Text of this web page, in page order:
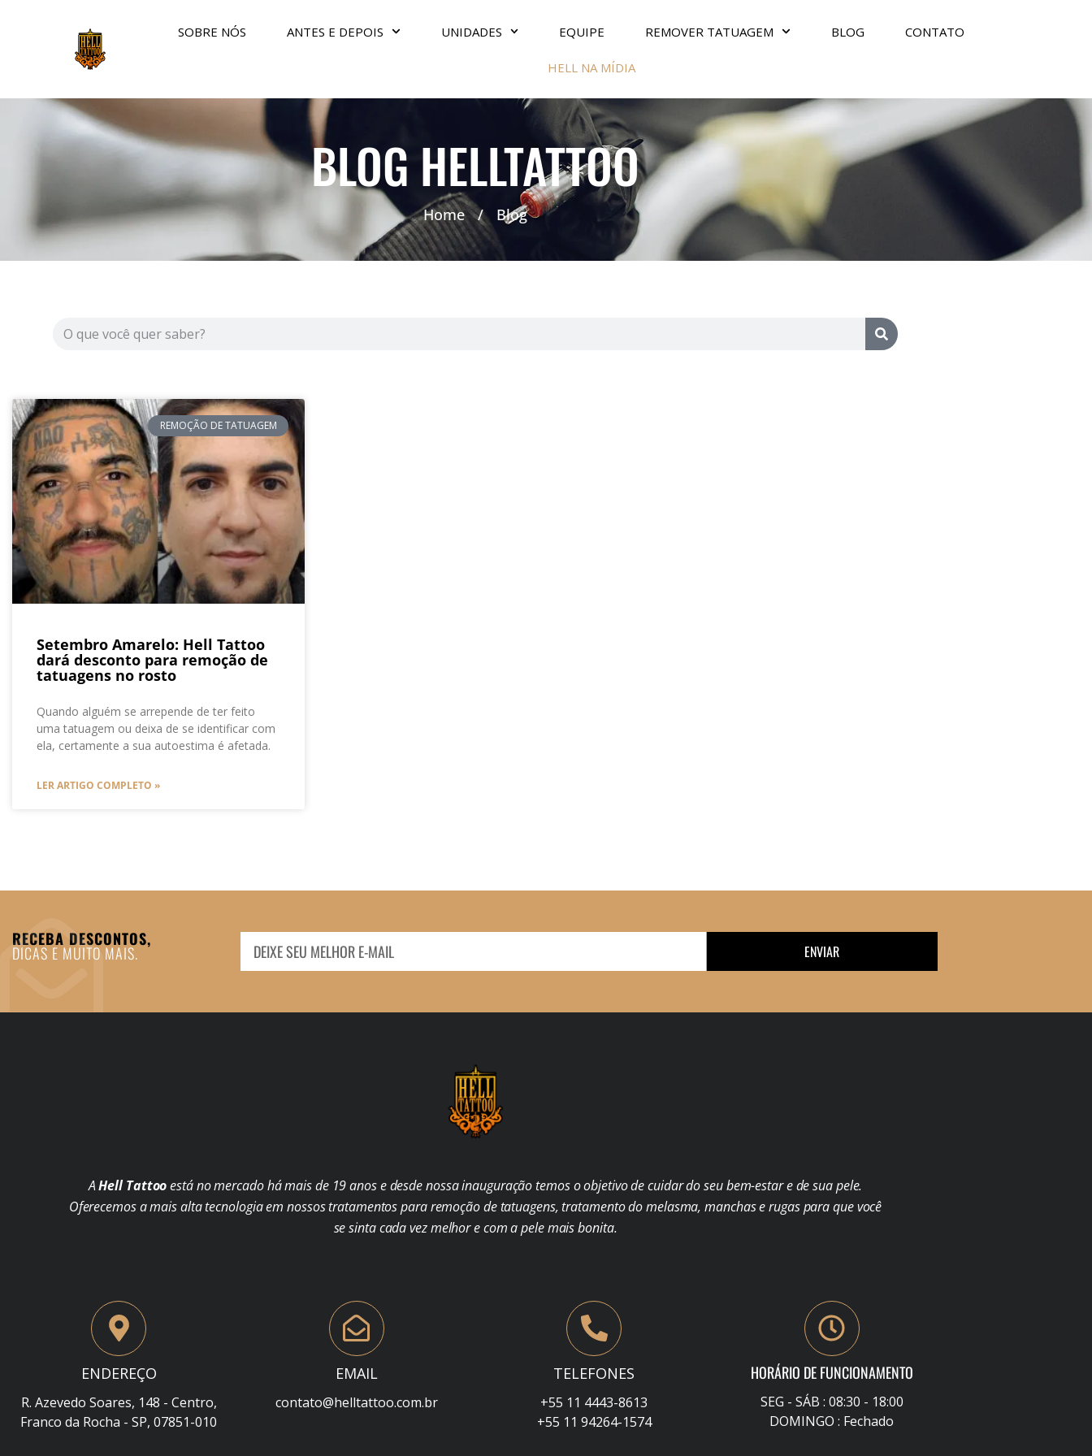
SOBRE NÓS ANTES E DEPOIS UNIDADES EQUIPE REMOVER TATUAGEM BLOG CONTATO
HELL NA MÍDIA
BLOG HELLTATTOO
Home / Blog
REMOÇÃO DE TATUAGEM
Setembro Amarelo: Hell Tattoo
dará desconto para remoção de
tatuagens no rosto
Quando alguém se arrepende de ter feito
uma tatuagem ou deixa de se identificar com
ela, certamente a sua autoestima é afetada.
LER ARTIGO COMPLETO »
RECEBA DESCONTOS,
DICAS E MUITO MAIS. ENVIAR
AHell Tattooestá no mercado há mais de 19 anos e desde nossa inauguração temos o objetivo de cuidar do seu bem-estar e de sua pele.
Oferecemos a mais alta tecnologia em nossos tratamentos para remoção de tatuagens, tratamento do melasma, manchas e rugas para que você
se sinta cada vez melhor e com a pele mais bonita.
ENDEREÇO
R. Azevedo Soares, 148 - Centro,
Franco da Rocha - SP, 07851-010
EMAIL
contato@helltattoo.com.br
TELEFONES
+55 11 4443-8613
+55 11 94264-1574
HORÁRIO DE FUNCIONAMENTO
SEG - SÁB : 08:30 - 18:00
DOMINGO : Fechado